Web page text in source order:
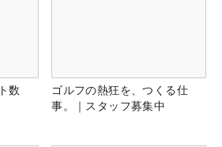
数
ゴルフの熱狂を、つくる仕
事。｜スタッフ募集中